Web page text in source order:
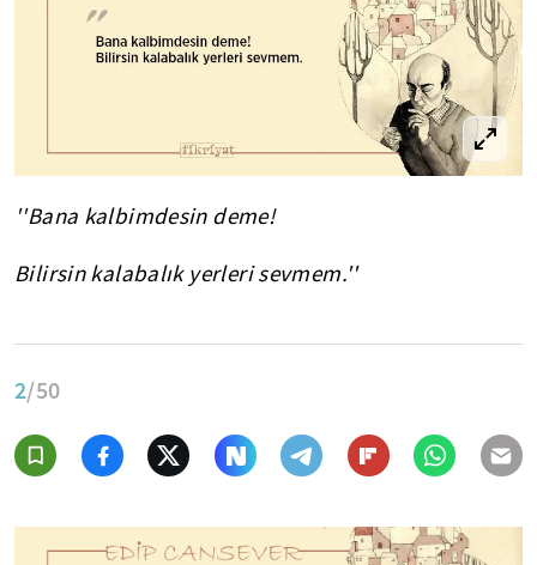
''Bana kalbimdesin deme!
Bilirsin kalabalık yerleri sevmem.''
2/50